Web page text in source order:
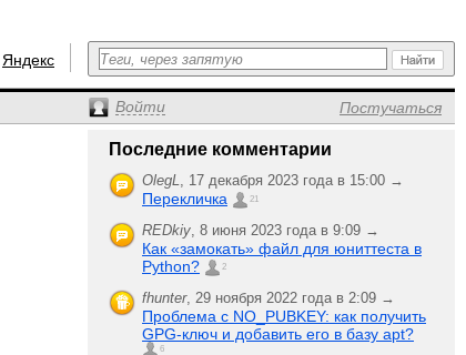
Яндекс
Войти Постучаться
Последние комментарии
OlegL, 17 декабря 2023 года в 15:00 →
Перекличка 21
REDkiy, 8 июня 2023 года в 9:09 →
Как «замокать» файл для юниттеста в
Python?
2
fhunter, 29 ноября 2022 года в 2:09 →
Проблема с NO_PUBKEY: как получить
GPG-ключ и добавить его в базу apt?
6